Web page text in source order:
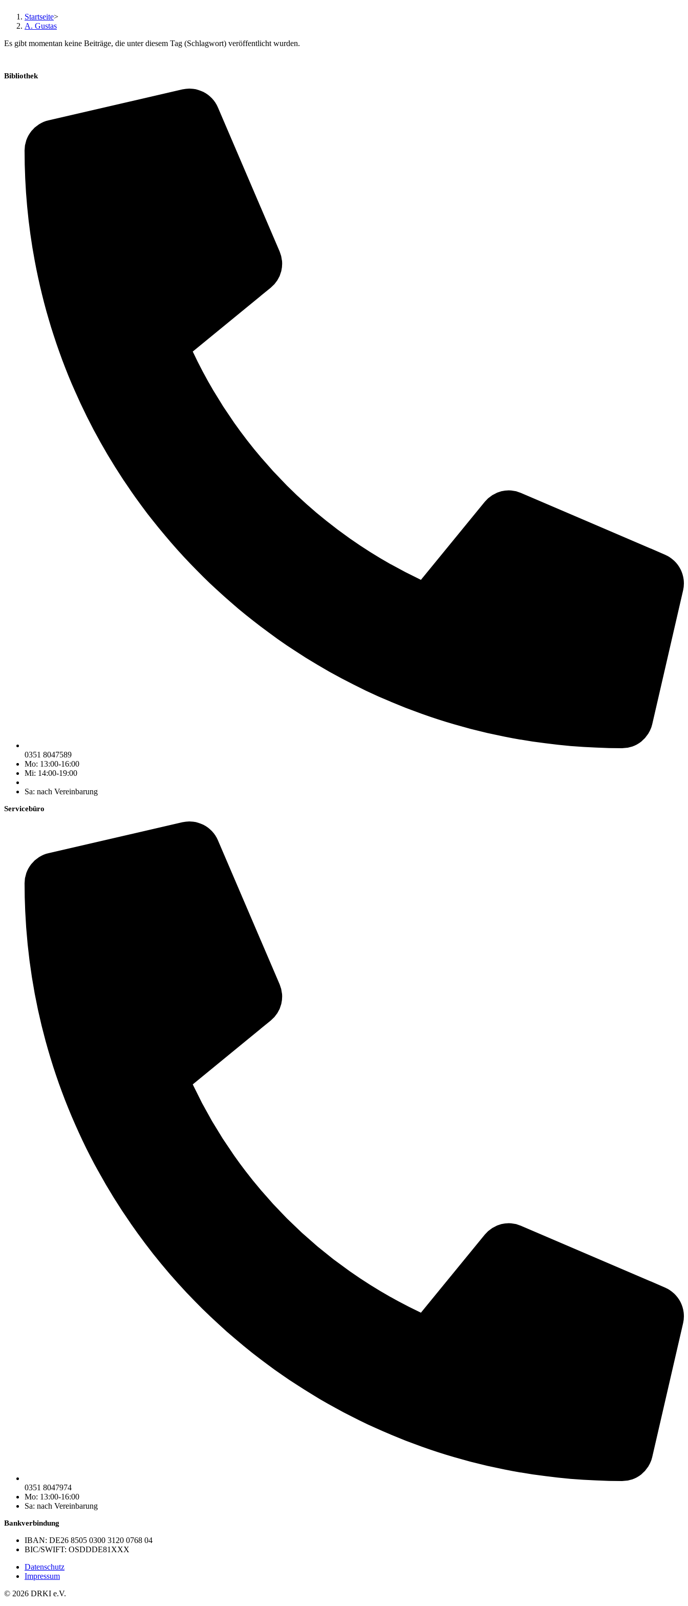
Zum
Inhalt
Startseite>
A. Gustas
Es gibt momentan keine Beiträge, die unter diesem Tag (Schlagwort) veröffentlicht wurden.
Bibliothek
0351 8047589
Mo: 13:00-16:00
Mi: 14:00-19:00
Sa: nach Vereinbarung
Servicebüro
0351 8047974
Mo: 13:00-16:00
Sa: nach Vereinbarung
Bankverbindung
IBAN: DE26 8505 0300 3120 0768 04
BIC/SWIFT: OSDDDE81XXX
Datenschutz
Impressum
© 2026 DRKI e.V.